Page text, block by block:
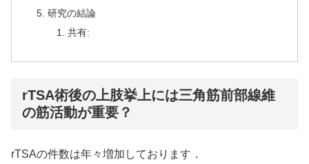
研究の結論
共有:
rTSA術後の上肢挙上には三角筋前部線維
の筋活動が重要？
rTSAの件数は年々増加しております．